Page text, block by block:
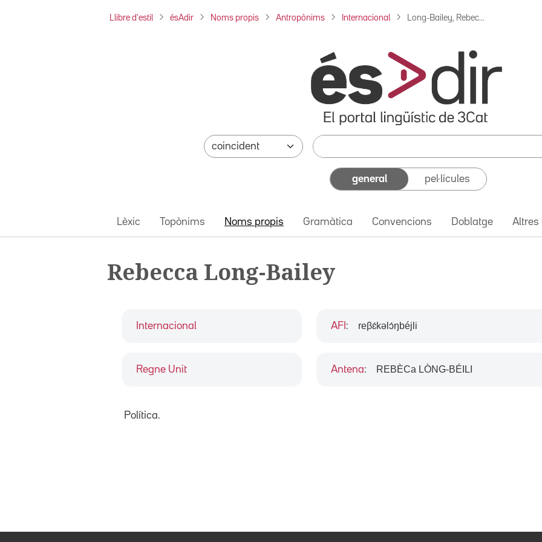
Llibre d'estil ésAdir Noms propis Antropònims Internacional Long-Bailey, Rebec...
general pel·lícules
Lèxic Topònims Noms propis Gramàtica Convencions Doblatge Altres
Rebecca Long-Bailey
Internacional
Regne Unit
AFI : reβɛ́kəlɔ́ŋbéjli
Antena: REBÈCa LÒNG-BÉILI
Política.